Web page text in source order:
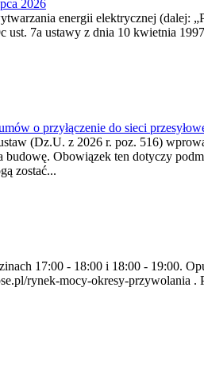
2026
energii elektrycznej (dalej:
ust. 7a ustawy z dnia 10 kwietnia
o przyłączenie do sieci
(Dz.U. z 2026 r. poz. 516)
Obowiązek ten dotyczy
zostać...
17:00 - 18:00 i 18:00 - 19:00.
rynek-mocy-okresy-przywolania .